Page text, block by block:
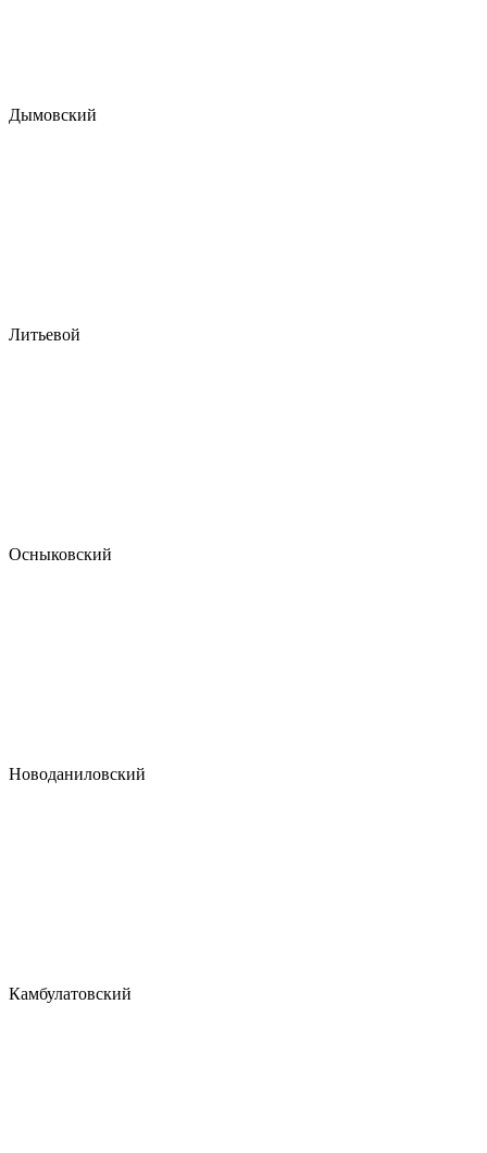
Дымовский
Литьевой
Осныковский
Новоданиловский
Камбулатовский